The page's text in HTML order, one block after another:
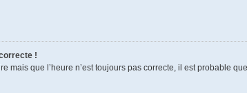
!
mais que l’heure n’est toujours pas correcte, il est probable